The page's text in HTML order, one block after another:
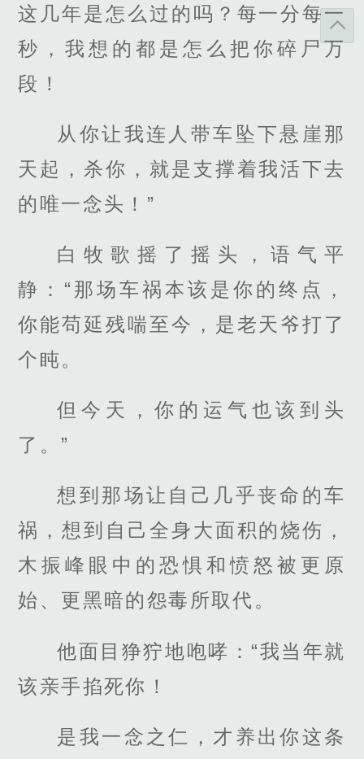
这几年是怎么过的吗？每一分每一
秒，我想的都是怎么把你碎尸万
段！
从你让我连人带车坠下悬崖那
天起，杀你，就是支撑着我活下去
的唯一念头！”
白牧歌摇了摇头，语气平
静：“那场车祸本该是你的终点，
你能苟延残喘至今，是老天爷打了
个盹。
但今天，你的运气也该到头
了。”
想到那场让自己几乎丧命的车
祸，想到自己全身大面积的烧伤，
木振峰眼中的恐惧和愤怒被更原
始、更黑暗的怨毒所取代。
他面目狰狞地咆哮：“我当年就
该亲手掐死你！
是我一念之仁，才养出你这条